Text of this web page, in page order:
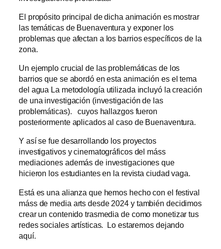
El propósito principal de dicha animación es mostrar
las temáticas de Buenaventura y exponer los
problemas que afectan a los barrios específicos de la
zona.
Un ejemplo crucial de las problemáticas de los
barrios que se abordó en esta animación es el tema
del agua La metodología utilizada incluyó la creación
de una investigación (investigación de las
problemáticas). cuyos hallazgos fueron
posteriormente aplicados al caso de Buenaventura.
Y así se fue desarrollando los proyectos
investigativos y cinematográficos del máss
mediaciones además de investigaciones que
hicieron los estudiantes en la revista ciudad vaga.
Está es una alianza que hemos hecho con el festival
máss de media arts desde 2024 y también decidimos
crear un contenido trasmedia de como monetizar tus
redes sociales artísticas. Lo estaremos dejando
aquí.